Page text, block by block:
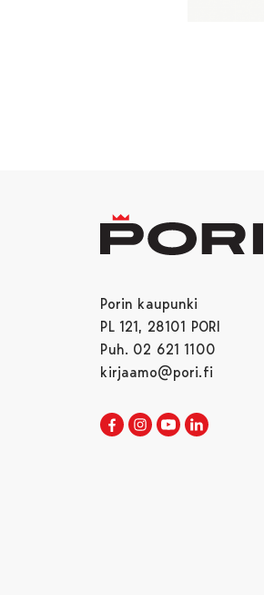
Porin kaupunki
PL 121, 28101 PORI
Puh. 02 621 1100
kirjaamo@pori.fi
Porin kaupunki
Avautuu uudessa
Porin kaupunki
Avautuu
Porin
Avautuu